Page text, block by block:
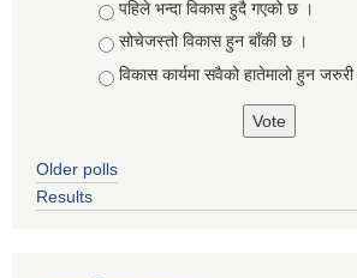
Choices
पहिले भन्दा विकास हुदै गएको छ ।
सोचेजस्तो विकास हुन बाँकी छ ।
विकास कार्यमा सवैको हातेमालो हुन
Older polls
Results